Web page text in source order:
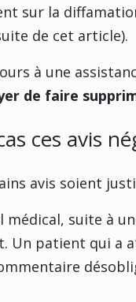
sur la
de cet article).
à une
de faire
ces avis
avis soient
médical, suite à
Un patient qui a